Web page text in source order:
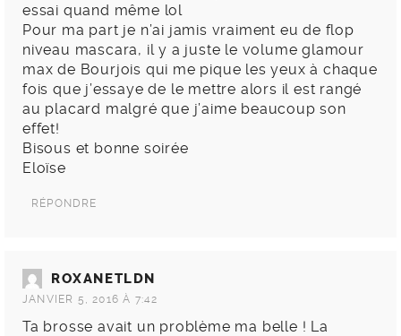
essai quand même lol
Pour ma part je n’ai jamis vraiment eu de flop
niveau mascara, il y a juste le volume glamour
max de Bourjois qui me pique les yeux à chaque
fois que j’essaye de le mettre alors il est rangé
au placard malgré que j’aime beaucoup son
effet!
Bisous et bonne soirée
Eloïse
RÉPONDRE
ROXANETLDN
JANVIER 5, 2016 À 7:42
Ta brosse avait un problème ma belle ! La